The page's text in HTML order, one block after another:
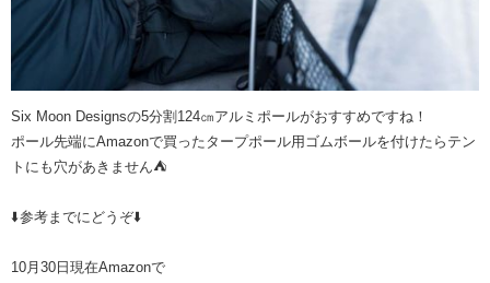
Six Moon Designsの5分割124㎝アルミポールがおすすめですね！
ポール先端にAmazonで買ったタープポール用ゴムボールを付けたらテン
トにも穴があきません⛺️
⬇️参考までにどうぞ⬇️
10月30日現在Amazonで